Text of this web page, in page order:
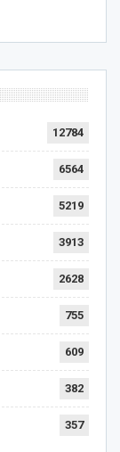
12784
6564
5219
3913
2628
755
609
382
357